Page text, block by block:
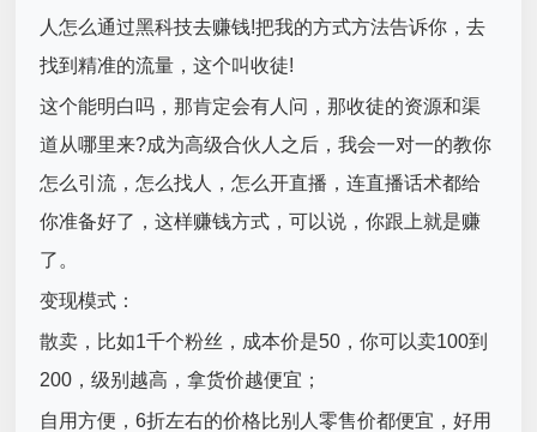
人怎么通过黑科技去赚钱!把我的方式方法告诉你，去
找到精准的流量，这个叫收徒!
这个能明白吗，那肯定会有人问，那收徒的资源和渠
道从哪里来?成为高级合伙人之后，我会一对一的教你
怎么引流，怎么找人，怎么开直播，连直播话术都给
你准备好了，这样赚钱方式，可以说，你跟上就是赚
了。
变现模式：
散卖，比如1千个粉丝，成本价是50，你可以卖100到
200，级别越高，拿货价越便宜；
自用方便，6折左右的价格比别人零售价都便宜，好用